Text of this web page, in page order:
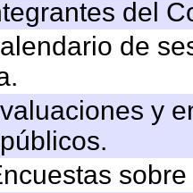
del
de
y